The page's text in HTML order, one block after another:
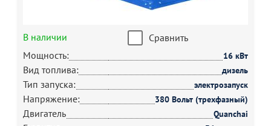
В наличии
Сравнить
Мощность:
16 кВт
Вид топлива: дизель
Тип запуска: электрозапуск
Напряжение: 380 Вольт (трехфазный)
Двигатель Quanchai